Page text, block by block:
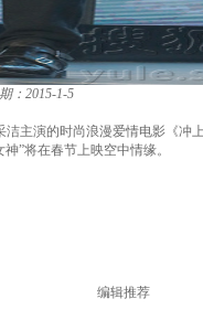
：2015-1-5
主演的时尚浪漫爱情电影《冲
”将在春节上映空中情缘。
编辑推荐